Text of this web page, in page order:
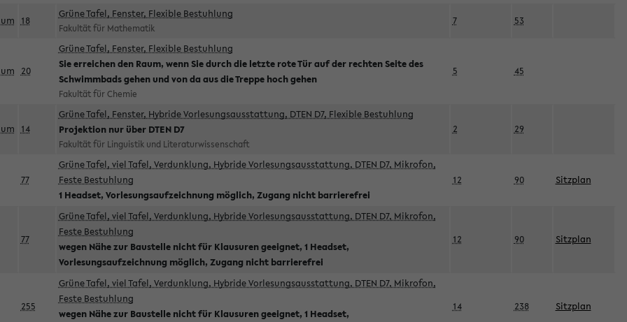
18
Grüne Tafel, Fenster, Flexible Bestuhlung
Fakultät für Mathematik
7 53
20
Grüne Tafel, Fenster, Flexible Bestuhlung
Sie erreichen den Raum, wenn Sie durch die letzte rote Tür auf der rechten Seite des
Schwimmbads gehen und von da aus die Treppe hoch gehen
Fakultät für Chemie
5 45
14
Grüne Tafel, Fenster, Hybride Vorlesungsausstattung, DTEN D7, Flexible Bestuhlung
Projektion nur über DTEN D7
Fakultät für Linguistik und Literaturwissenschaft
2 29
77
Grüne Tafel, viel Tafel, Verdunklung, Hybride Vorlesungsausstattung, DTEN D7, Mikrofon,
Feste Bestuhlung
1 Headset, Vorlesungsaufzeichnung möglich, Zugang nicht barrierefrei
12 90 Sitzplan
77
Grüne Tafel, viel Tafel, Verdunklung, Hybride Vorlesungsausstattung, DTEN D7, Mikrofon,
Feste Bestuhlung
wegen Nähe zur Baustelle nicht für Klausuren geeignet, 1 Headset,
Vorlesungsaufzeichnung möglich, Zugang nicht barrierefrei
12 90 Sitzplan
255
Grüne Tafel, viel Tafel, Verdunklung, Hybride Vorlesungsausstattung, DTEN D7, Mikrofon,
Feste Bestuhlung
wegen Nähe zur Baustelle nicht für Klausuren geeignet, 1 Headset,
14 238 Sitzplan